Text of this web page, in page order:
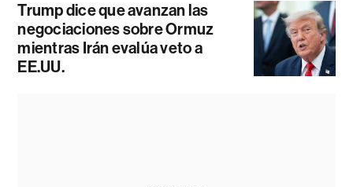
Trump dice que avanzan las
negociaciones sobre Ormuz
mientras Irán evalúa veto a
EE.UU.